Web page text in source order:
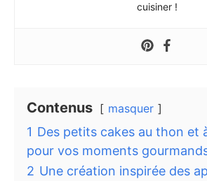
cuisiner !
Contenus masquer
1 Des petits cakes au thon et
pour vos moments
2 Une création inspirée des